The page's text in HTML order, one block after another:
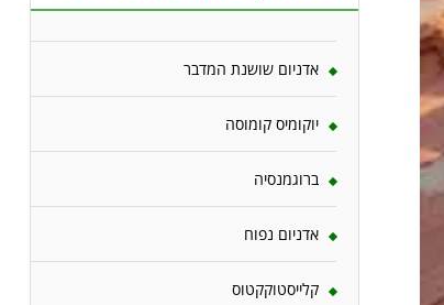
אדניום שושנת המדבר
יוקומיס קומוסה
ברוגמנסיה
אדניום נפוח
קלייסטוקקטוס